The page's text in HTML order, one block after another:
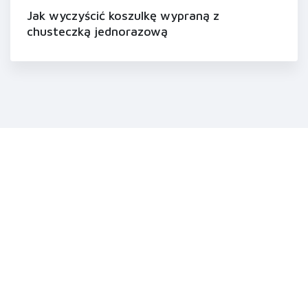
Jak wyczyścić koszulkę wypraną z
chusteczką jednorazową